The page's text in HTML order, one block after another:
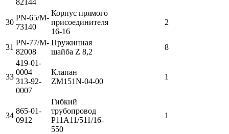
30
PN-65/M-
73140
Корпус прямого
присоединителя
16-16
2
31
PN-77/M-
82008
Пружинная
шайба Z 8,2
8
33
419-01-
0004
313-92-
0007
Клапан
ZM151N-04-00
1
34
865-01-
0912
Гибкий
трубопровод
Р11А11/511/16-
550
1